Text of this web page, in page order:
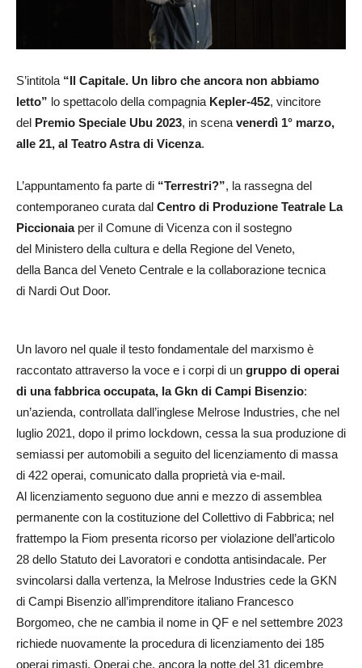
S’intitola “Il Capitale. Un libro che ancora non abbiamo
letto” lo spettacolo della compagnia Kepler-452, vincitore
del Premio Speciale Ubu 2023, in scena venerdì 1° marzo,
alle 21, al Teatro Astra di Vicenza.
L’appuntamento fa parte di “Terrestri?”, la rassegna del
contemporaneo curata dal Centro di Produzione Teatrale La
Piccionaiaper il Comune di Vicenza con il sostegno
del Ministero della cultura e della Regione del Veneto,
della Banca del Veneto Centrale e la collaborazione tecnica
di Nardi Out Door.
Un lavoro nel quale il testo fondamentale del marxismo è
raccontato attraverso la voce e i corpi di un gruppo di operai
di una fabbrica occupata, la Gkn di Campi Bisenzio:
un’azienda, controllata dall’inglese Melrose Industries, che nel
luglio 2021, dopo il primo lockdown, cessa la sua produzione di
semiassi per automobili a seguito del licenziamento di massa
di 422 operai, comunicato dalla proprietà via e-mail.
Al licenziamento seguono due anni e mezzo di assemblea
permanente con la costituzione del Collettivo di Fabbrica; nel
frattempo la Fiom presenta ricorso per violazione dell’articolo
28 dello Statuto dei Lavoratori e condotta antisindacale. Per
svincolarsi dalla vertenza, la Melrose Industries cede la GKN
di Campi Bisenzio all’imprenditore italiano Francesco
Borgomeo, che ne cambia il nome in QF e nel settembre 2023
richiede nuovamente la procedura di licenziamento dei 185
operai rimasti. Operai che, ancora la notte del 31 dicembre